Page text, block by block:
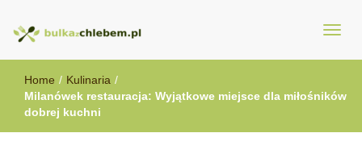
BulkazChlebem.pl
Home / Kulinaria /
Milanówek restauracja: Wyjątkowe miejsce dla miłośników
dobrej kuchni